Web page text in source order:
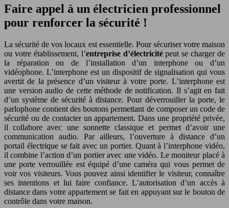
Faire appel à un électricien professionnel
pour renforcer la sécurité !
La sécurité de vos locaux est essentielle. Pour sécuriser votre maison
ou votre établissement, l’entreprise d’électricitépeut se charger de
la réparation ou de l’installation d’un interphone ou d’un
vidéophone. L’interphone est un dispositif de signalisation qui vous
avertit de la présence d’un visiteur à votre porte. L’interphone est
une version audio de cette méthode de notification. Il s’agit en fait
d’un système de sécurité à distance. Pour déverrouiller la porte, le
parlophone contient des boutons permettant de composer un code de
sécurité ou de contacter un appartement. Dans une propriété privée,
il collabore avec une sonnette classique et permet d’avoir une
communication audio. Par ailleurs, l’ouverture à distance d’un
portail électrique se fait avec un portier. Quant à l’interphone vidéo,
il combine l’action d’un portier avec une vidéo. Le moniteur placé à
une porte verrouillée est équipé d’une caméra qui vous permet de
voir vos visiteurs. Vous pouvez ainsi identifier le visiteur, connaître
ses intentions et lui faire confiance. L’autorisation d’un accès à
distance dans votre appartement se fait en appuyant sur le bouton de
contrôle dans votre maison.